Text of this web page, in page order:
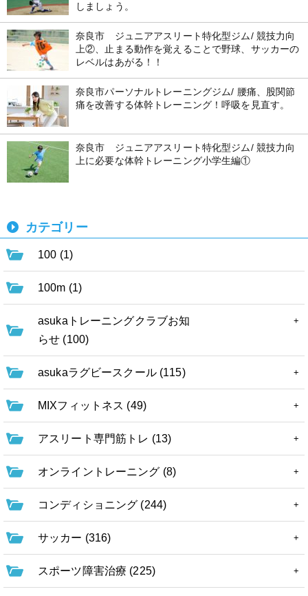
しましょう。
奈良市 ジュニアアスリート特化型ジム/ 競技力向
上②、止まる動作を覚えることで野球、サッカーの
レベルはあがる！！
奈良市パーソナルトレーニングジム/ 腰痛、股関節
痛を改善する体幹トレーニング！呼吸を見直す。
奈良市 ジュニアアスリート特化型ジム/ 競技力向
上に必要な体幹トレーニング小学生編①
カテゴリー
100 (1)
100m (1)
asukaトレーニングクラブお知
らせ (100)
asukaラグビースクール (115)
MIXフィットネス (49)
アスリート専門筋トレ (13)
オンライントレーニング (8)
コンディショニング (244)
サッカー (316)
スポーツ障害治療 (225)